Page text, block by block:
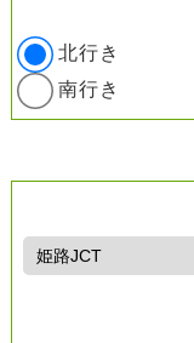
北行き
南行き